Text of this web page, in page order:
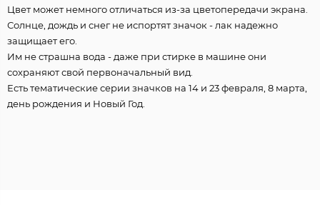
Цвет может немного отличаться из-за цветопередачи экрана.
Солнце, дождь и снег не испортят значок - лак надежно
защищает его.
Им не страшна вода - даже при стирке в машине они
сохраняют свой первоначальный вид.
Есть тематические серии значков на 14 и 23 февраля, 8 марта,
день рождения и Новый Год.